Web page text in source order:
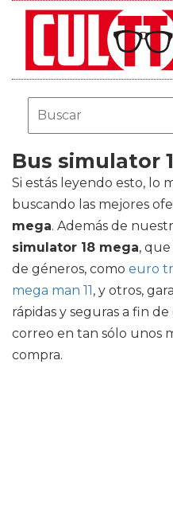
Bus simulator
Si estás leyendo esto, lo
buscando las mejores
mega. Además de
simulator 18 mega,
de géneros, como euro
mega man 11, y otros,
rápidas y seguras a fin
correo en tan sólo unos
compra.